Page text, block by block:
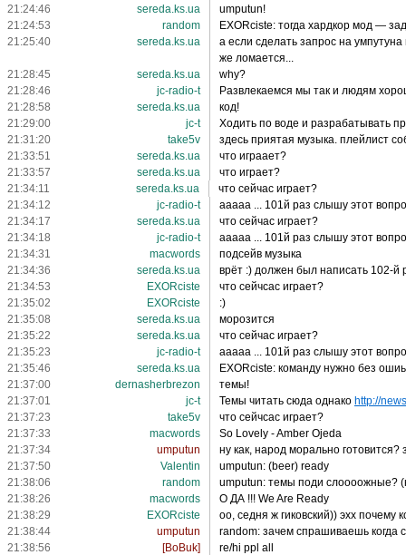
21:24:46
sereda.ks.ua
umputun!
21:24:53
random
EXORciste: тогда хардкор мод —
21:25:40
sereda.ks.ua
а если сделать запрос на
же ломается...
21:28:45
sereda.ks.ua
why?
21:28:46
jc-radio-t
Развлекаемся мы так и людям
21:28:58
sereda.ks.ua
код!
21:29:00
jc-t
Ходить по воде и разрабатывать
21:31:20
take5v
здесь приятая музыка. плейлист
21:33:51
sereda.ks.ua
что играает?
21:33:57
sereda.ks.ua
что играет?
21:34:11
sereda.ks.ua
что сейчас играет?
21:34:12
jc-radio-t
aaaaa ... 101й раз слышу этот
21:34:17
sereda.ks.ua
что сейчас играет?
21:34:18
jc-radio-t
aaaaa ... 101й раз слышу этот
21:34:31
macwords
подсейв музыка
21:34:36
sereda.ks.ua
врёт :) должен был написать 102-й
21:34:53
EXORciste
что сейчсас играет?
21:35:02
EXORciste
:)
21:35:08
sereda.ks.ua
морозится
21:35:22
sereda.ks.ua
что сейчас играет?
21:35:23
jc-radio-t
aaaaa ... 101й раз слышу этот
21:35:46
sereda.ks.ua
EXORciste: команду нужно без
21:37:00
dernasherbrezon
темы!
21:37:01
jc-t Темы читать сюда однако http://
21:37:23
take5v
что сейчсас играет?
21:37:33
macwords
So Lovely - Amber Ojeda
21:37:34
umputun
ну как, народ морально готовится?
21:37:50
Valentin
umputun: (beer) ready
21:38:06
random
umputun: темы поди слоооожные?
21:38:26
macwords
О ДА !!! We Are Ready
21:38:29
EXORciste
оо, седня ж гиковский)) эхх почему
21:38:44
umputun
random: зачем спрашиваешь
21:38:56
[BoBuk]
re/hi ppl all